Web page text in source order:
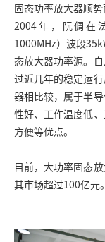
固态功率放大器顺势
2004年，阮倜在
1000MHz）波段
态放大器功率源。
过近几年的稳定运
器相比较，属于半
性好、工作温度低
方便等优点。
目前，大功率固态
其市场超过100亿元。